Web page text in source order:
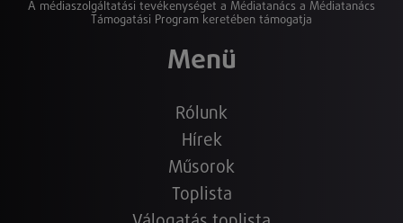
A médiaszolgáltatási tevékenységet a Médiatanács a Médiatanács
Támogatási Program keretében támogatja
Menü
Rólunk
Hírek
Műsorok
Toplista